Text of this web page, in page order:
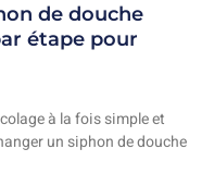
de douche
étape pour
à la fois simple et
un siphon de douche